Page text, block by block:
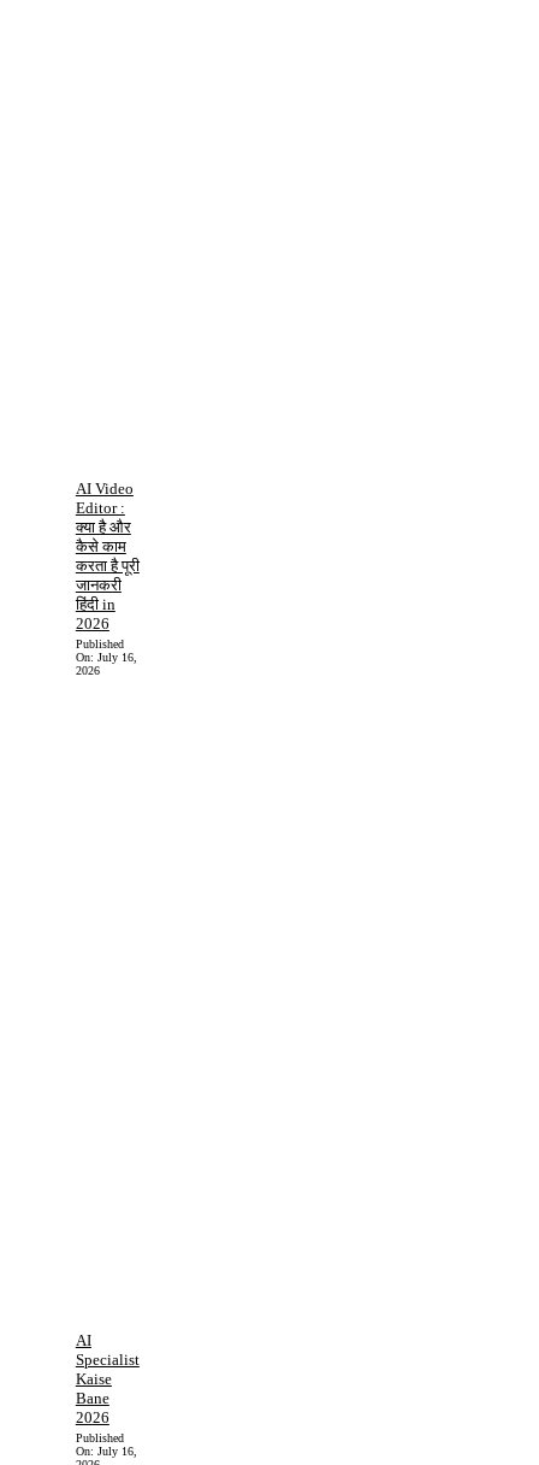
AI Video
Editor :
क्या है और
कैसे काम
करता है पूरी
जानकरी
हिंदी in
2026
Published
On: July 16,
2026
AI
Specialist
Kaise
Bane
2026
Published
On: July 16,